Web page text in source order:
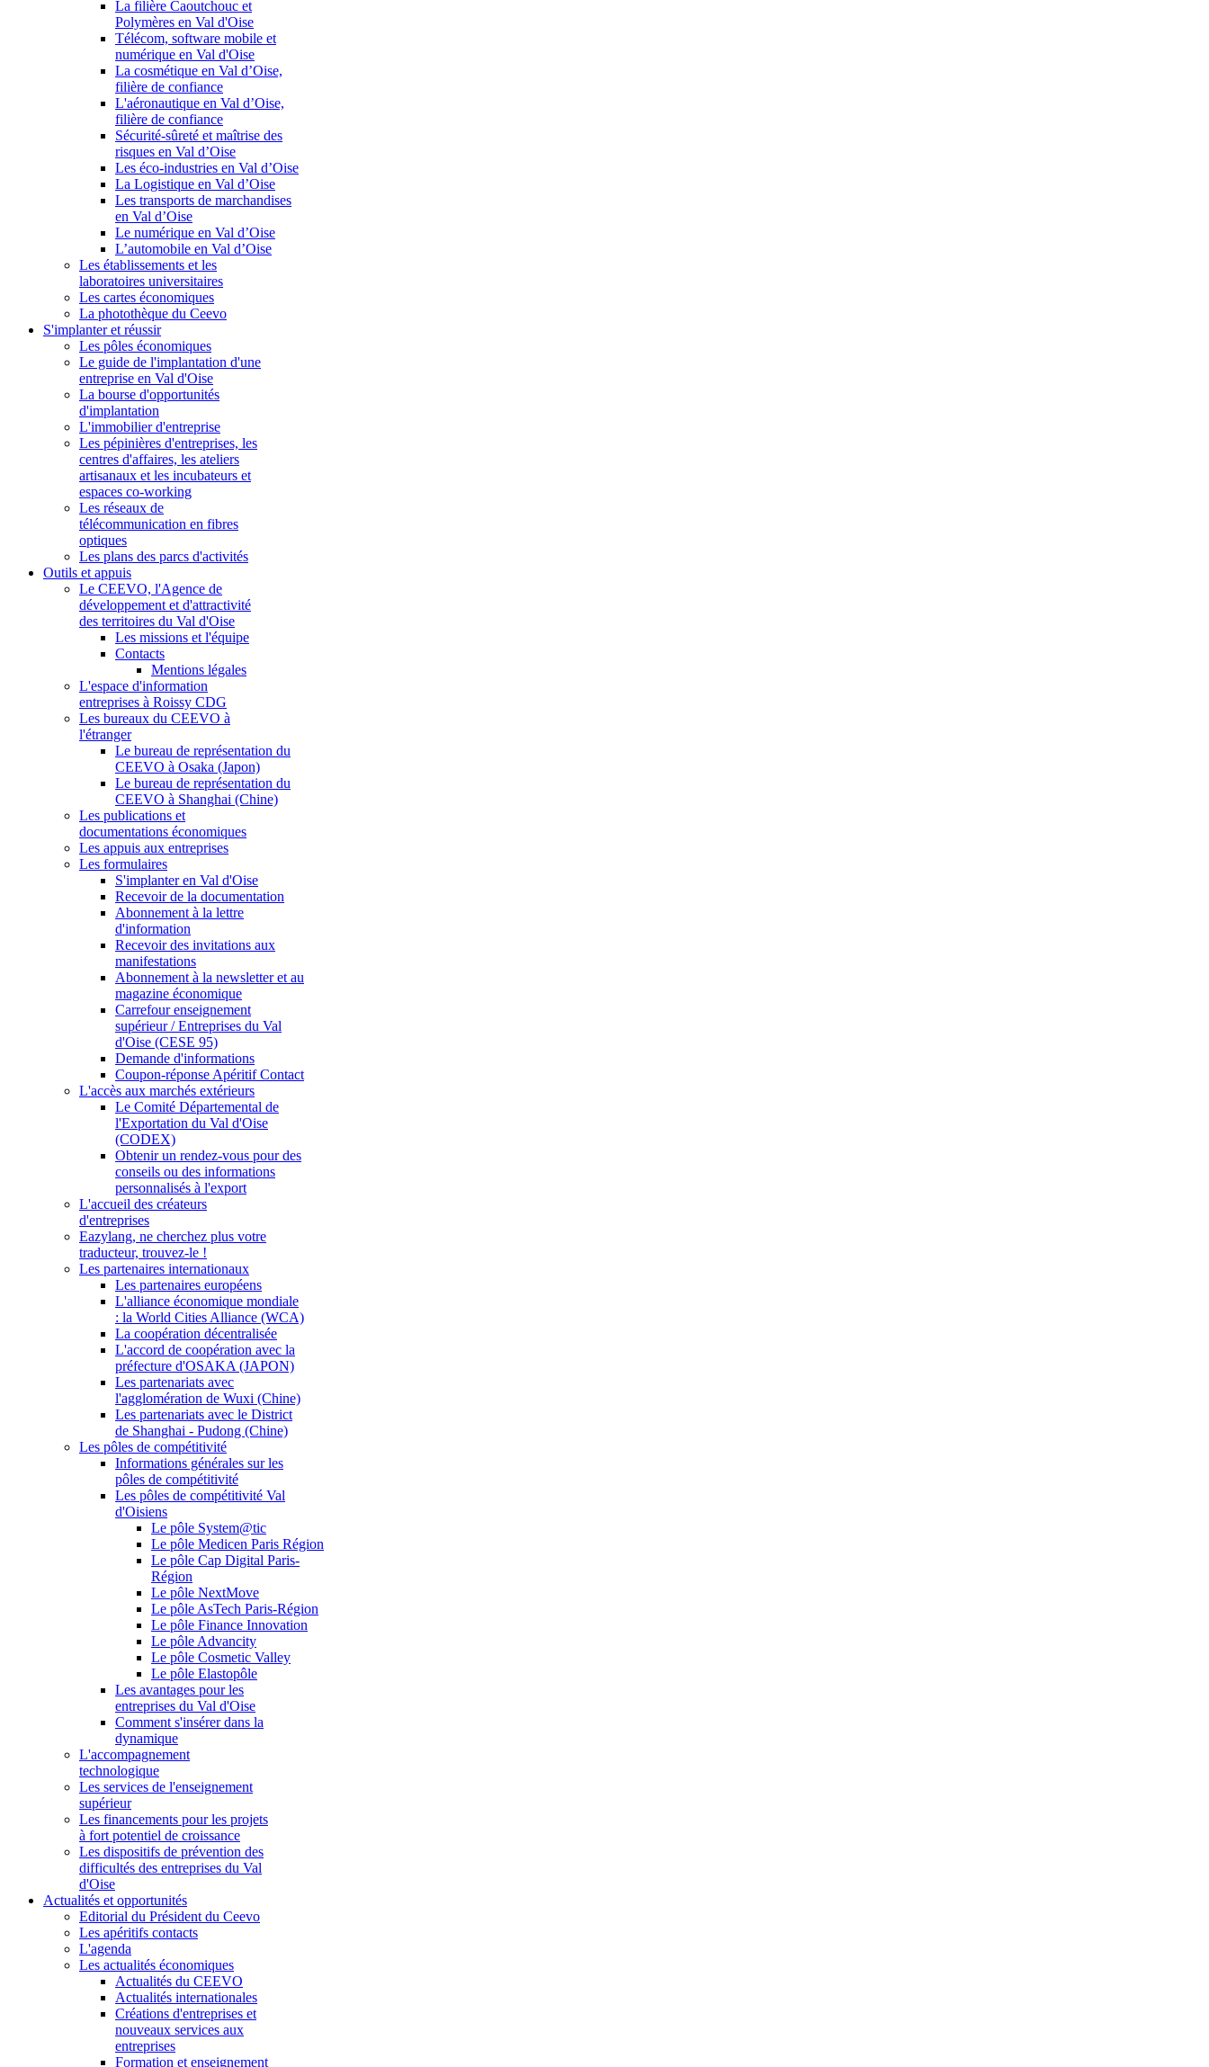
La filière Caoutchouc et
Polymères en Val d'Oise
Télécom, software mobile et
numérique en Val d'Oise
La cosmétique en Val d’Oise,
filière de confiance
L'aéronautique en Val d’Oise,
filière de confiance
Sécurité-sûreté et maîtrise des
risques en Val d’Oise
Les éco-industries en Val d’Oise
La Logistique en Val d’Oise
Les transports de marchandises
en Val d’Oise
Le numérique en Val d’Oise
L’automobile en Val d’Oise
Les établissements et les
laboratoires universitaires
Les cartes économiques
La photothèque du Ceevo
S'implanter et réussir
Les pôles économiques
Le guide de l'implantation d'une
entreprise en Val d'Oise
La bourse d'opportunités
d'implantation
L'immobilier d'entreprise
Les pépinières d'entreprises, les
centres d'affaires, les ateliers
artisanaux et les incubateurs et
espaces co-working
Les réseaux de
télécommunication en fibres
optiques
Les plans des parcs d'activités
Outils et appuis
Le CEEVO, l'Agence de
développement et d'attractivité
des territoires du Val d'Oise
Les missions et l'équipe
Contacts
Mentions légales
L'espace d'information
entreprises à Roissy CDG
Les bureaux du CEEVO à
l'étranger
Le bureau de représentation du
CEEVO à Osaka (Japon)
Le bureau de représentation du
CEEVO à Shanghai (Chine)
Les publications et
documentations économiques
Les appuis aux entreprises
Les formulaires
S'implanter en Val d'Oise
Recevoir de la documentation
Abonnement à la lettre
d'information
Recevoir des invitations aux
manifestations
Abonnement à la newsletter et au
magazine économique
Carrefour enseignement
supérieur / Entreprises du Val
d'Oise (CESE 95)
Demande d'informations
Coupon-réponse Apéritif Contact
L'accès aux marchés extérieurs
Le Comité Départemental de
l'Exportation du Val d'Oise
(CODEX)
Obtenir un rendez-vous pour des
conseils ou des informations
personnalisés à l'export
L'accueil des créateurs
d'entreprises
Eazylang, ne cherchez plus votre
traducteur, trouvez-le !
Les partenaires internationaux
Les partenaires européens
L'alliance économique mondiale
: la World Cities Alliance (WCA)
La coopération décentralisée
L'accord de coopération avec la
préfecture d'OSAKA (JAPON)
Les partenariats avec
l'agglomération de Wuxi (Chine)
Les partenariats avec le District
de Shanghai - Pudong (Chine)
Les pôles de compétitivité
Informations générales sur les
pôles de compétitivité
Les pôles de compétitivité Val
d'Oisiens
Le pôle System@tic
Le pôle Medicen Paris Région
Le pôle Cap Digital Paris-
Région
Le pôle NextMove
Le pôle AsTech Paris-Région
Le pôle Finance Innovation
Le pôle Advancity
Le pôle Cosmetic Valley
Le pôle Elastopôle
Les avantages pour les
entreprises du Val d'Oise
Comment s'insérer dans la
dynamique
L'accompagnement
technologique
Les services de l'enseignement
supérieur
Les financements pour les projets
à fort potentiel de croissance
Les dispositifs de prévention des
difficultés des entreprises du Val
d'Oise
Actualités et opportunités
Editorial du Président du Ceevo
Les apéritifs contacts
L'agenda
Les actualités économiques
Actualités du CEEVO
Actualités internationales
Créations d'entreprises et
nouveaux services aux
entreprises
Formation et enseignement